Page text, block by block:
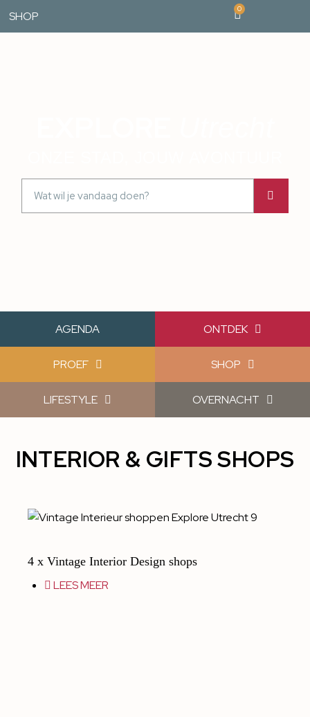
SHOP
0
AGENDA ONTDEK
PROEF SHOP
LIFESTYLE OVERNACHT
INTERIOR & GIFTS SHOPS
4 x Vintage Interior Design shops
LEES MEER